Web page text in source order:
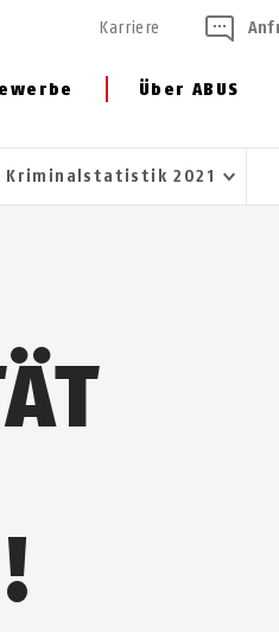
Über ABUS
Karriere
Kriminalstatistik 2021